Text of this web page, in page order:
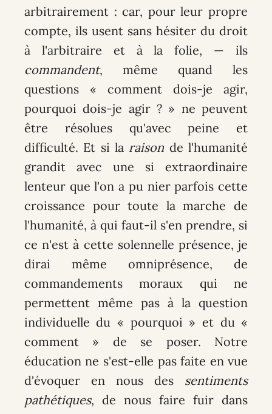
arbitrairement : car, pour leur propre
compte, ils usent sans hésiter du droit
à l'arbitraire et à la folie, — ils
commandent, même quand les
questions « comment dois-je agir,
pourquoi dois-je agir ? » ne peuvent
être résolues qu'avec peine et
difficulté. Et si la raison de l'humanité
grandit avec une si extraordinaire
lenteur que l'on a pu nier parfois cette
croissance pour toute la marche de
l'humanité, à qui faut-il s'en prendre, si
ce n'est à cette solennelle présence, je
dirai même omniprésence, de
commandements moraux qui ne
permettent même pas à la question
individuelle du « pourquoi » et du «
comment » de se poser. Notre
éducation ne s'est-elle pas faite en vue
d'évoquer en nous des sentiments
pathétiques, de nous faire fuir dans